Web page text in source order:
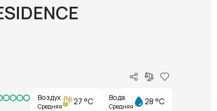
Воздух
Средняя 27 °C Вода
Средняя 28 °C